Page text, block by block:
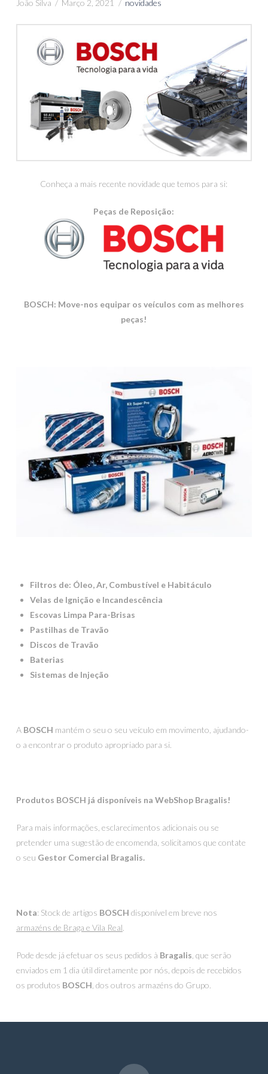
João Silva Março 2, 2021 novidades
Conheça a mais recente novidade que temos para si:
Peças de Reposição:
BOSCH: Move-nos equipar os veículos com as melhores
peças!
Filtros de: Óleo, Ar, Combustível e Habitáculo
Velas de Ignição e Incandescência
Escovas Limpa Para-Brisas
Pastilhas de Travão
Discos de Travão
Baterias
Sistemas de Injeção
A BOSCH mantém o seu o seu veículo em movimento, ajudando-
o a encontrar o produto apropriado para si.
Produtos BOSCH já disponíveis na WebShop Bragalis!
Para mais informações, esclarecimentos adicionais ou se
pretender uma sugestão de encomenda, solicitamos que contate
o seu Gestor Comercial Bragalis.
Nota: Stock de artigos BOSCH disponível em breve nos
armazéns de Braga e Vila Real.
Pode desde já efetuar os seus pedidos à Bragalis, que serão
enviados em 1 dia útil diretamente por nós, depois de recebidos
os produtos BOSCH, dos outros armazéns do Grupo.